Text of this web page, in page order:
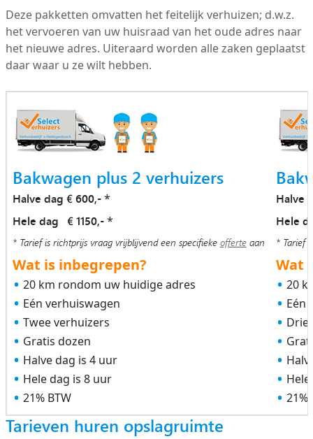
Deze pakketten omvatten het feitelijk verhuizen; d.w.z.
het vervoeren van uw huisraad van het oude adres naar
het nieuwe adres. Uiteraard worden alle zaken geplaatst
daar waar u ze wilt hebben.
Bakwagen plus 2 verhuizers
Halve dag € 600,-*
Hele dag € 1150,-*
* Tarief is richtprijs vraag vrijblijvend een specifieke offerteaan
Wat is inbegrepen?
20 km rondom uw huidige adres
Eén verhuiswagen
Twee verhuizers
Gratis dozen
Halve dag is 4 uur
Hele dag is 8 uur
21% BTW
Halve
Hele
* Tarief
Wat
20
Eén
Drie
21%
Tarieven huren opslagruimte